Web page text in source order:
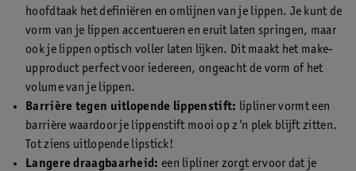
hoofdtaak het definiëren en omlijnen van je lippen. Je kunt de
vorm van je lippen accentueren en eruit laten springen, maar
ook je lippen optisch voller laten lijken. Dit maakt het make-
upproduct perfect voor iedereen, ongeacht de vorm of het
volume van je lippen.
Barrière tegen uitlopende lippenstift: lipliner vormt een
barrière waardoor je lippenstift mooi op z’n plek blijft zitten.
Tot ziens uitlopende lipstick!
Langere draagbaarheid: een lipliner zorgt ervoor dat je